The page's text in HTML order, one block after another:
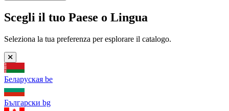
Scegli il tuo Paese o Lingua
Seleziona la tua preferenza per esplorare il catalogo.
Беларуская be
Български bg